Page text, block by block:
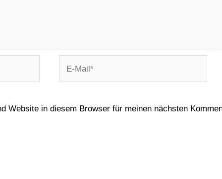
Website in diesem Browser für meinen nächsten